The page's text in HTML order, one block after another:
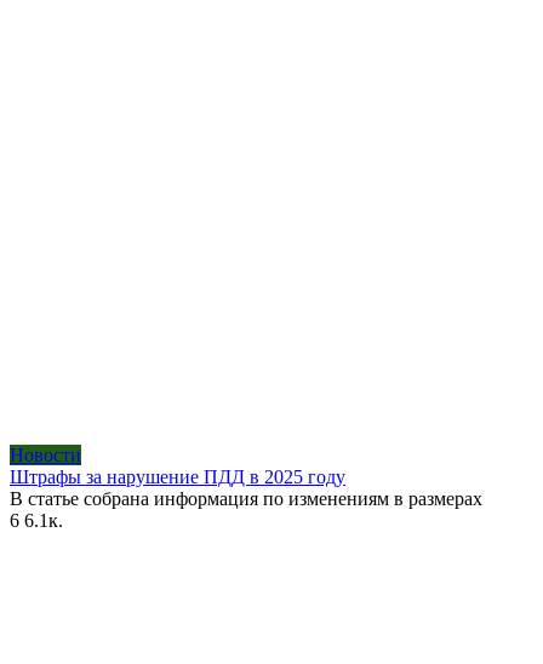
Новости
Штрафы за нарушение ПДД в 2025 году
В статье собрана информация по изменениям в размерах
6 6.1к.